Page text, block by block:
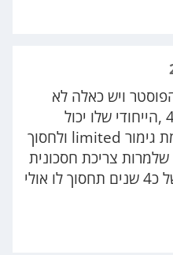
ויש כאלה לא
מעט בזכות האמינות וה4×4 ,הייחודי שלו יכול
להסתפק בפורסטר בנזין רמת גימור limited ולחסוך
שלמרות צריכת חסכונית
יותר של דלק עדיין בטווח של כ4 שנים תחסוך לו אולי